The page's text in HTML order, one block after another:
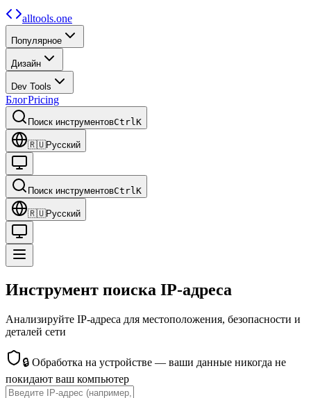
alltools.one
Популярное
Дизайн
Dev Tools
БлогPricing
Поиск инструментовCtrlK
🇷🇺Русский
Поиск инструментовCtrlK
🇷🇺Русский
Инструмент поиска IP-адреса
Анализируйте IP-адреса для местоположения, безопасности и
деталей сети
🔒 Обработка на устройстве — ваши данные никогда не
покидают ваш компьютер